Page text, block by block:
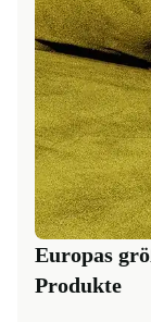
Europas
Produkte